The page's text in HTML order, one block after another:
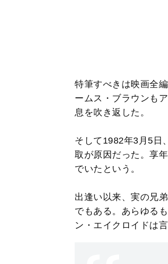
特筆すべきは映画全
ームス・ブラウンも
息を吹き返した。
そして1982年3月5日
取が原因だった。享
でいたという。
出逢い以来、実の兄
でもある。あらゆる
ン・エイクロイドは言